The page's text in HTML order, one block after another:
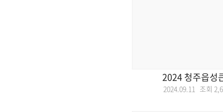
2024 청주읍성
2024.09.11 조회